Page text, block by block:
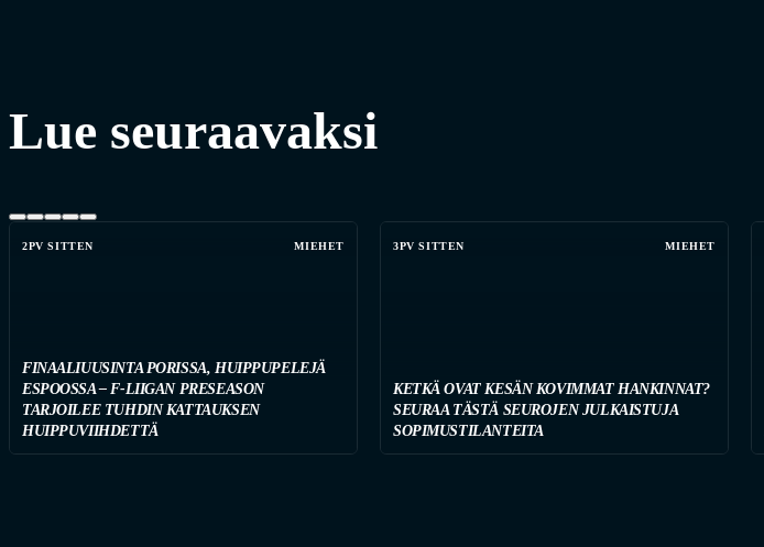
Lue seuraavaksi
2PV SITTEN MIEHET
FINAALIUUSINTA PORISSA, HUIPPUPELEJÄ
ESPOOSSA – F-LIIGAN PRESEASON
TARJOILEE TUHDIN KATTAUKSEN
HUIPPUVIIHDETTÄ
3PV SITTEN MIEHET
KETKÄ OVAT KESÄN KOVIMMAT HANKINNAT?
SEURAA TÄSTÄ SEUROJEN JULKAISTUJA
SOPIMUSTILANTEITA